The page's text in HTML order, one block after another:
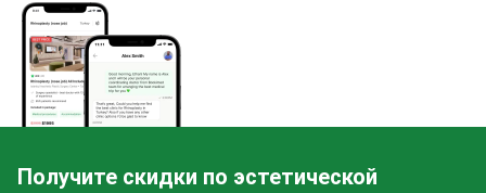
Получите скидки по эстетической